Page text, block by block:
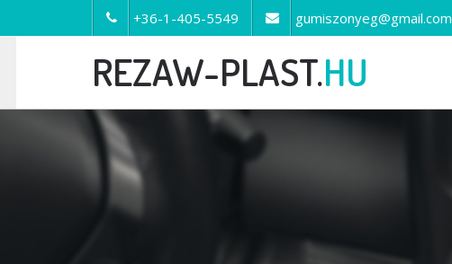
+36-1-405-5549 gumiszonyeg@gmail.com
REZAW-PLAST.HU